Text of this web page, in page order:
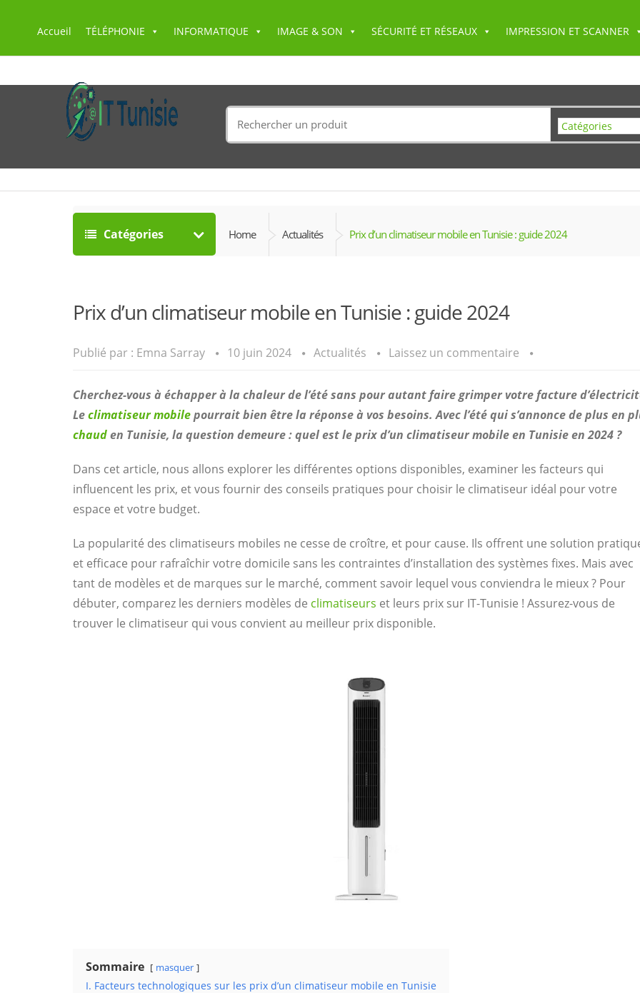
Accueil TÉLÉPHONIE INFORMATIQUE IMAGE & SON SÉCURITÉ ET RÉSEAUX IMPRESSION ET SCANNER
for:
Catégories Home Actualités Prix d’un climatiseur mobile en Tunisie : guide 2024
Prix d’un climatiseur mobile en Tunisie : guide 2024
Publié par : Emna Sarray 10 juin 2024 Actualités Laissez un commentaire
Cherchez-vous à échapper à la chaleur de l’été sans pour autant faire grimper votre facture
Leclimatiseurmobilepourrait bien être la réponse à vos besoins. Avec l’été qui s’annonce de plus en
chauden Tunisie, la question demeure : quel est le prix d’un climatiseur mobile en Tunisie en 2024 ?
Dans cet article, nous allons explorer les différentes options disponibles, examiner les facteurs qui
influencent les prix, et vous fournir des conseils pratiques pour choisir le climatiseur idéal pour votre
espace et votre budget.
La popularité des climatiseurs mobiles ne cesse de croître, et pour cause. Ils offrent une solution
et efficace pour rafraîchir votre domicile sans les contraintes d’installation des systèmes fixes. Mais avec
tant de modèles et de marques sur le marché, comment savoir lequel vous conviendra le mieux ? Pour
débuter, comparez les derniers modèles de climatiseurs et leurs prix sur IT-Tunisie ! Assurez-vous de
trouver le climatiseur qui vous convient au meilleur prix disponible.
Sommaire masquer
I. Facteurs technologiques sur les prix d’un climatiseur mobile en Tunisie